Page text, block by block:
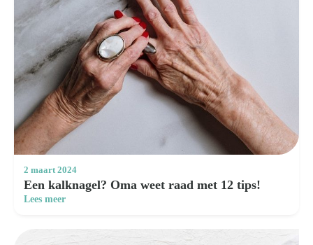
2 maart 2024
Een kalknagel? Oma weet raad met 12 tips!
Lees meer